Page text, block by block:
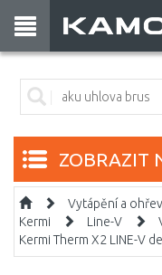
ZOBRAZIT
Vytápění a
Kermi
Line-V
Kermi Therm X2 LINE-V